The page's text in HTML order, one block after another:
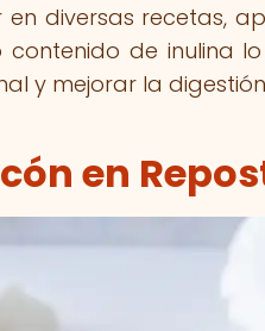
diversas recetas,
de inulina
y mejorar la
en